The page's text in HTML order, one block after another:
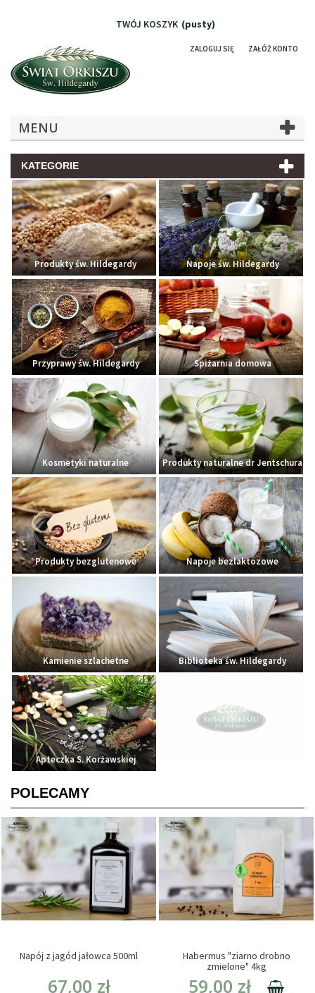
TWÓJ KOSZYK (pusty)
ZALOGUJ SIĘ ZAŁÓŻ KONTO
MENU
KATEGORIE
Produkty św. Hildegardy Napoje św. Hildegardy
Przyprawy św. Hildegardy Spiżarnia domowa
Kosmetyki naturalne Produkty naturalne dr Jentschura
Produkty bezglutenowe Napoje bezlaktozowe
Kamienie szlachetne Biblioteka św. Hildegardy
Apteczka S. Korżawskiej
POLECAMY
Napój z jagód jałowca 500ml
67,00 zł
Habermus "ziarno drobno
zmielone" 4kg
59,00 zł